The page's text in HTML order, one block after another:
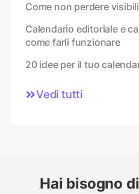
Come non perdere
Calendario editoriale e
come farli funzionare
20 idee per il tuo
Vedi tutti
Hai bisogno